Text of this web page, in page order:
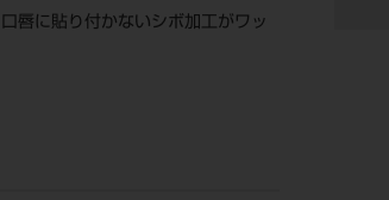
唇に貼り付かないシボ加工がワッ